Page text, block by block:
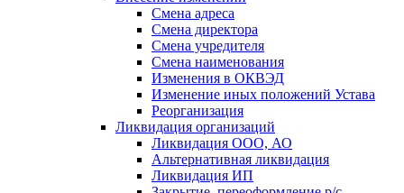
Смена адреса
Смена директора
Cмена учредителя
Смена наименования
Изменения в ОКВЭД
Изменение иных положений Устава
Реорганизация
Ликвидация организаций
Ликвидация ООО, АО
Альтернативная ликвидация
Ликвидация ИП